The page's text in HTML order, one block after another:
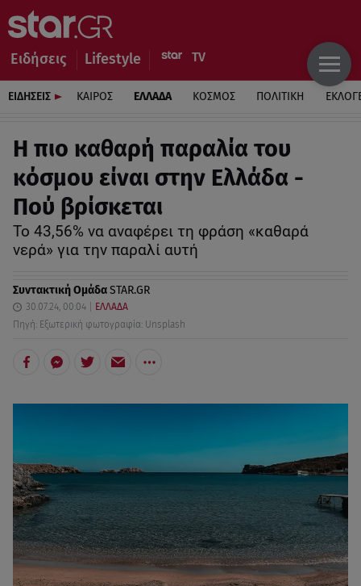
Ειδήσεις Lifestyle
ΕΙΔΗΣΕΙΣ ΚΑΙΡΟΣ ΕΛΛΑΔΑ ΚΟΣΜΟΣ ΠΟΛΙΤΙΚΗ
Η πιο καθαρή παραλία του
κόσμου είναι στην Ελλάδα -
Πού βρίσκεται
Το 43,56% να αναφέρει τη φράση «καθαρά
νερά» για την παραλί αυτή
Συντακτική ΟμάδαSTAR.GR
30.07.24, 00:04
ΕΛΛΑΔΑ
Πηγή: Εξωτερική φωτογραφία: Unsplash